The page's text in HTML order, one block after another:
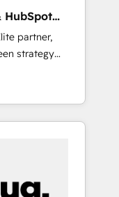
。全Hub統合
断のCRM統
AIが自律実
Breeze・
役割定義・運
します。 3️⃣
はなく、設計
合・浸透・
HubSpot
partner,
strategy
(GTM
engineer a
mess." ⚙️